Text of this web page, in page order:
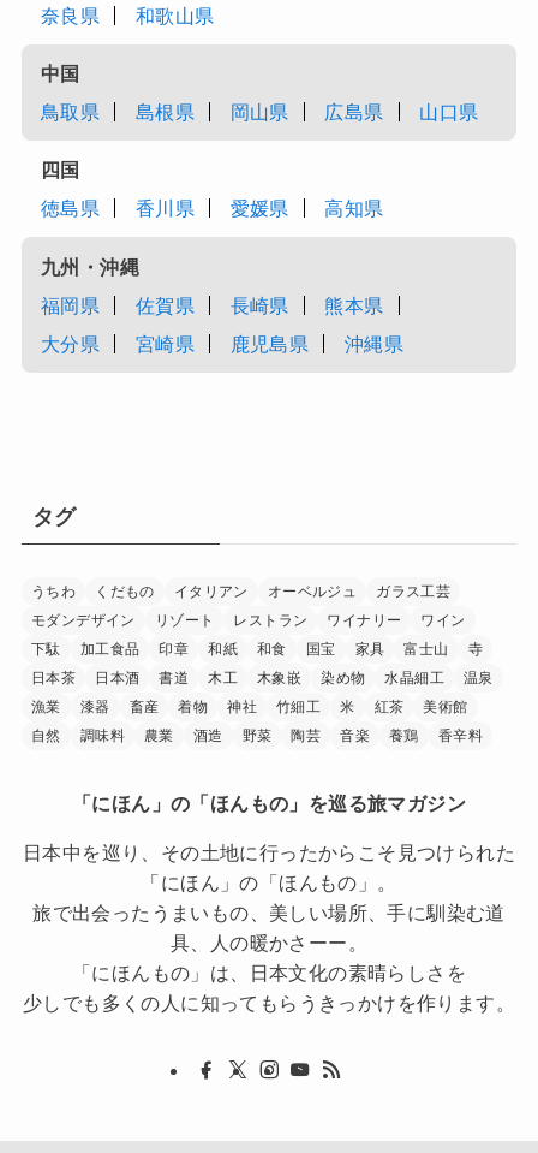
奈良県
和歌山県
中国
鳥取県
島根県 岡山県 広島県 山口県
四国
徳島県
香川県 愛媛県 高知県
九州・沖縄
福岡県
佐賀県 長崎県
熊本県
大分県
宮崎県 鹿児島県 沖縄県
タグ
うちわ くだもの イタリアン オーベルジュ
ガラス工芸
モダンデザイン
リゾート レストラン ワイナリー
ワイン
下駄
加工食品 印章 和紙 和食 国宝 家具 富士山
寺
日本茶
日本酒 書道 木工 木象嵌 染め物 水晶細工
温泉
漁業
漆器 畜産 着物 神社 竹細工 米 紅茶
美術館
自然
調味料 農業 酒造 野菜 陶芸 音楽 養鶏 香辛料
「にほん」の「ほんもの」を巡る旅マガジン
日本中を巡り、その土地に行ったからこそ見つけられた
「にほん」の「ほんもの」。
旅で出会ったうまいもの、美しい場所、手に馴染む道
具、人の暖かさーー。
「にほんもの」は、日本文化の素晴らしさを
少しでも多くの人に知ってもらうきっかけを作ります。